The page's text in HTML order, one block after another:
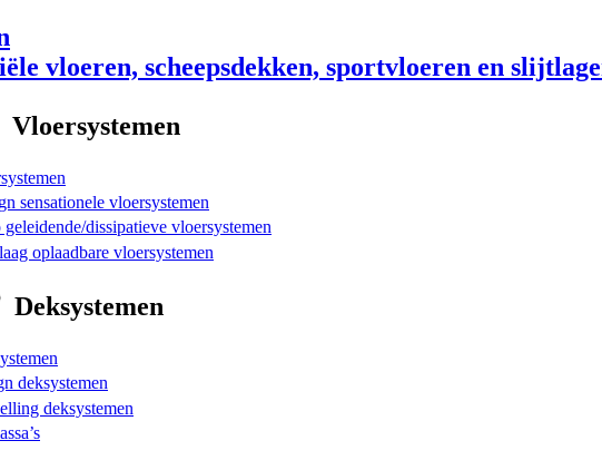
vloeren, scheepsdekken, sportvloeren en
Vloersystemen
sensationele vloersystemen
geleidende/dissipatieve vloersystemen
oplaadbare vloersystemen
Deksystemen
deksystemen
deksystemen